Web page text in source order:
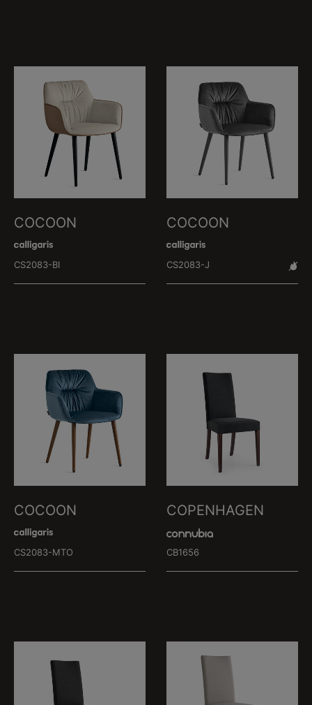
COCOON
CS2083-BI
COCOON
CS2083-J
COCOON
CS2083-MTO
COPENHAGEN
CB1656